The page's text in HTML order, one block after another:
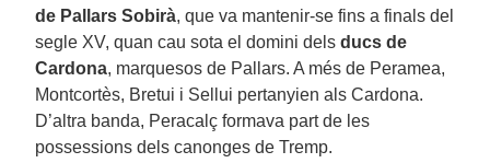
de Pallars Sobirà, que va mantenir-se fins a finals del
segle XV, quan cau sota el domini dels ducs de
Cardona, marquesos de Pallars. A més de Peramea,
Montcortès, Bretui i Sellui pertanyien als Cardona.
D’altra banda, Peracalç formava part de les
possessions dels canonges de Tremp.